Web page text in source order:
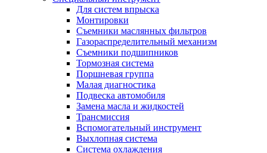
Для систем впрыска
Монтировки
Съемники маслянных фильтров
Газораспределительный механизм
Съемники подшипников
Тормозная система
Поршневая группа
Малая диагностика
Подвеска автомобиля
Замена масла и жидкостей
Трансмиссия
Вспомогательный инструмент
Выхлопная система
Система охлаждения